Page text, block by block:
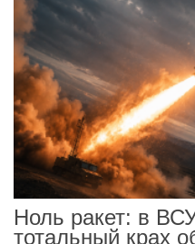
Ноль ракет: в
тотальный крах